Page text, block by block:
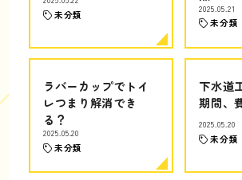
未分類
2025.05.21
未分類
ラバーカップでトイ
レつまり解消でき
る？
2025.05.20
未分類
下水道
期間、
2025.05.20
未分類